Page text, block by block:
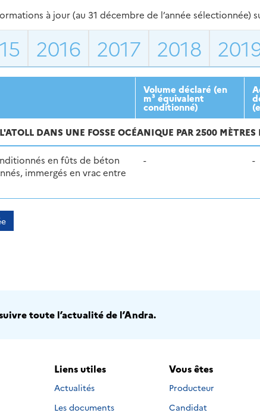
à jour (au 31 décembre de l’année sélectionnée)
2016 2017 2018
Volume déclaré (en
m³ équivalent
conditionné)
DANS UNE FOSSE OCÉANIQUE PAR 2500 MÈTRES
en fûts de béton
immergés en vrac entre
- -
toute l’actualité de l’Andra.
Liens utiles
Actualités
Les documents
Vous êtes
Producteur
Candidat